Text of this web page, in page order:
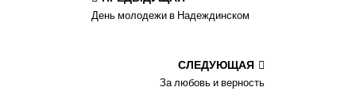
День молодежи в Надеждинском
СЛЕДУЮЩАЯ
За любовь и верность